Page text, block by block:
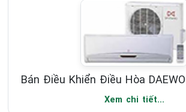
Bán Điều Khiển Điều Hòa
Xem chi tiết...